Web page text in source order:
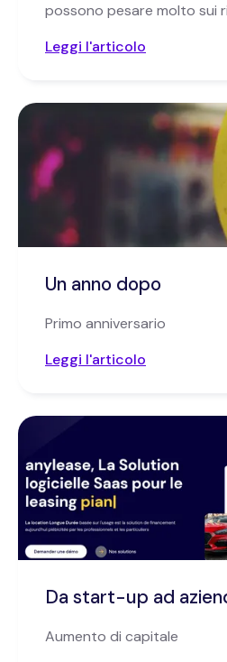
possono pesare molto sui
Leggi l'articolo
Un anno dopo
Primo anniversario
Leggi l'articolo
Da start-up ad
Aumento di capitale